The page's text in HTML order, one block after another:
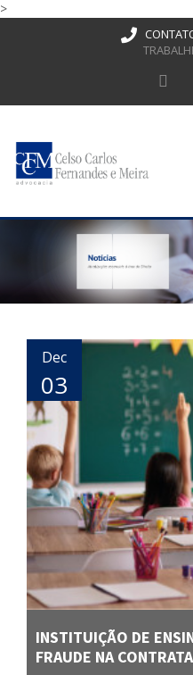
>
HOME
QUEM SOMOS
ATUAÇÃO
CONTATO
Dec
03
INSTITUIÇÃO DE
FRAUDE NA